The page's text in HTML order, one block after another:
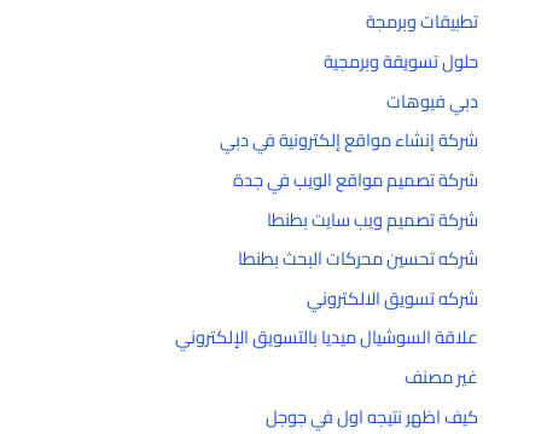
تطبيقات وبرمجة
حلول تسويقة وبرمجية
دبي فيوهات
شركة إنشاء مواقع إلكترونية في دبي
شركة تصميم مواقع الويب في جدة
شركة تصميم ويب سايت بطنطا
شركه تحسين محركات البحث بطنطا
شركه تسويق الالكتروني
علاقة السوشيال ميديا بالتسويق الإلكتروني
غير مصنف
كيف اظهر نتيجه اول في جوجل